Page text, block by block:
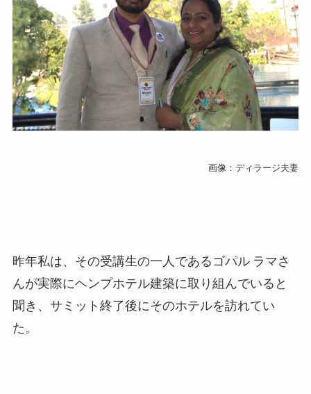
画像：ディラージ夫妻
昨年私は、その受講生の一人であるゴパル ラマさ
んが実際にヘンプホテル建築に取り組んでいると
聞き、サミット終了後にそのホテルを訪れてい
た。